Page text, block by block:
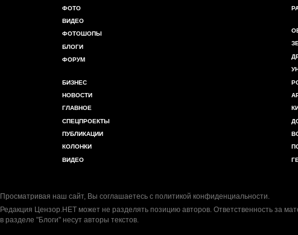
ФОТО
ВИДЕО
ФОТОШОПЫ
БЛОГИ
ФОРУМ
БИЗНЕС
НОВОСТИ
ГЛАВНОЕ
СПЕЦПРОЕКТЫ
ПУБЛИКАЦИИ
КОЛОНКИ
ВИДЕО
Просматривая наш сайт, Вы соглашаетесь с политикой конфиденциальности.
Редакция Цензор.НЕТ может не разделять позицию авторов. Ответственность за
в разделе "Блоги" несут авторы текстов.